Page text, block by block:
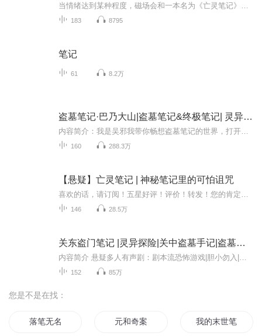
183 8795
笔记
61 8.2万
盗墓笔记·巴乃大山|盗墓笔记&终极笔记| 灵异探险| 十年之约
160 288.3万
【悬疑】亡灵笔记 | 神秘笔记里的可怕诅咒
146 28.5万
关东盗门笔记 |灵异探险|关中盗墓手记|盗墓笔记
152 85万
您是不是在找：
落笔无名 元和奇案 我的末世笔记